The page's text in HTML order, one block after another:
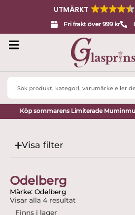
UTMÄRKT
Fri frakt över 999 kr
Search
Köp sommarens Limiterade
Visa filter
Odelberg
Märke: Odelberg
Visar alla 4 resultat